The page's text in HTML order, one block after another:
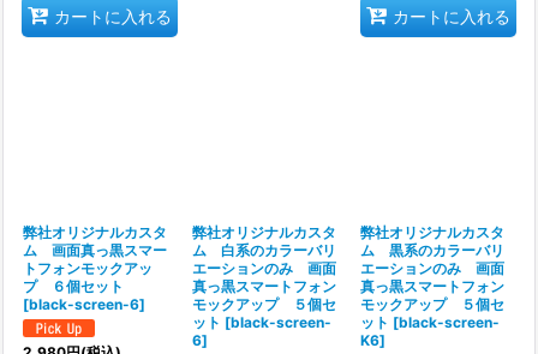
カートに入れる カートに入れる
弊社オリジナルカスタ
ム 画面真っ黒スマー
トフォンモックアッ
プ ６個セット
[black-screen-6]
弊社オリジナルカスタ
ム 白系のカラーバリ
エーションのみ 画面
真っ黒スマートフォン
モックアップ ５個セ
ット [black-screen-
6]
弊社オリジナルカスタ
ム 黒系のカラーバリ
エーションのみ 画面
真っ黒スマートフォン
モックアップ ５個セ
ット [black-screen-
K6]